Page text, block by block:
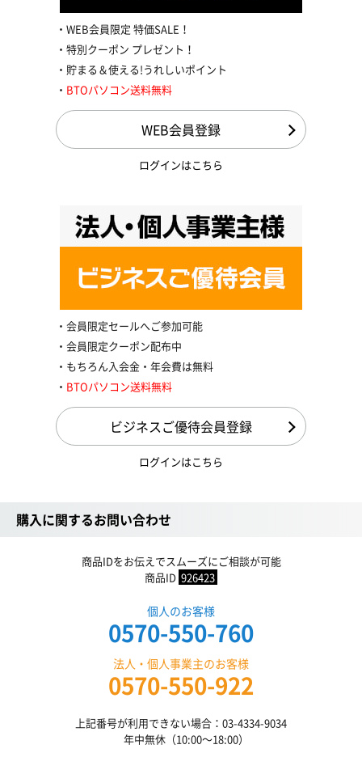
WEB会員限定 特価SALE！
特別クーポン プレゼント！
貯まる＆使える!うれしいポイント
BTOパソコン送料無料
WEB会員登録
ログインはこちら
会員限定セールへご参加可能
会員限定クーポン配布中
もちろん入会金・年会費は無料
BTOパソコン送料無料
ビジネスご優待会員登録
ログインはこちら
購入に関するお問い合わせ
商品IDをお伝えでスムーズにご相談が可能
商品ID 926423
個人のお客様
0570-550-760
法人・個人事業主のお客様
0570-550-922
上記番号が利用できない場合：03-4334-9034
年中無休（10:00〜18:00）